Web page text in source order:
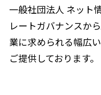
一般社団法人 ネット
レートガバナンスか
業に求められる幅広
ご提供しております。